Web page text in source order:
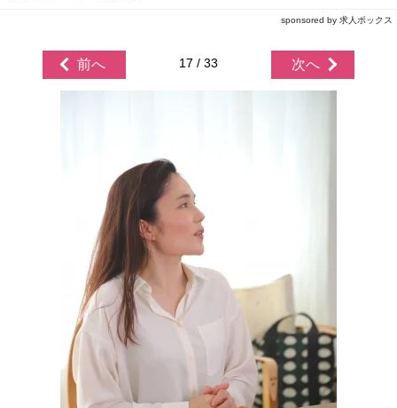
sponsored by 求人ボックス
前へ 17 / 33 次へ